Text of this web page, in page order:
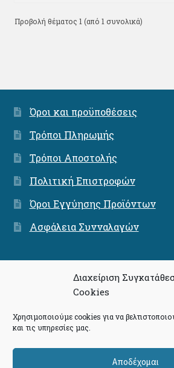
Διαχείριση
Cookies
Χρησιμοποιούμε cookies για να
και τις υπηρεσίες μας.
Αποδέχομαι
Προβολή θέματος 1 (από 1 συνολικά)
Όροι και προϋποθέσεις
Τρόποι Πληρωμής
Τρόποι Αποστολής
Πολιτική Επιστροφών
Όροι Εγγύησης Προϊόντων
Ασφάλεια Συνναλαγών
Πολιτική Απορρήτου
WooCommerce.